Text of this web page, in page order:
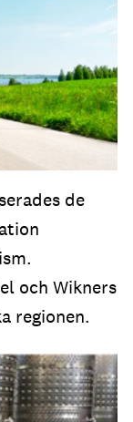
de
och Wikners
regionen.